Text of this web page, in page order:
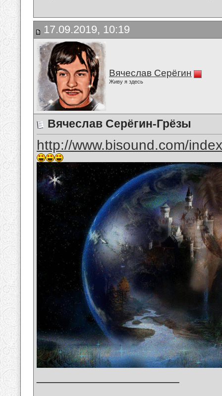
17.09.2019, 10:19
Вячеслав Серёгин
Живу я здесь
Вячеслав Серёгин-Грёзы
http://www.bisound.com/